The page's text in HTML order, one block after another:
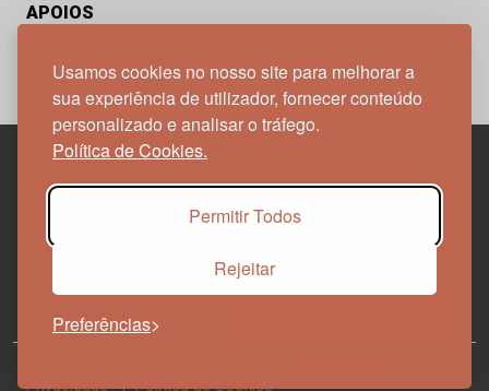
Usamos cookies no nosso site para melhorar a
sua experiência de utilizador, fornecer conteúdo
personalizado e analisar o tráfego.
Política de Cookies.
Permitir Todos
Rejeitar
Preferências
APOIOS
Edif. Lisboa Oriente | Av. Infante D. Henrique, n.º 333H, esc.
1800-282 Lisboa | Portugal
Privacidade
Política de Cookies